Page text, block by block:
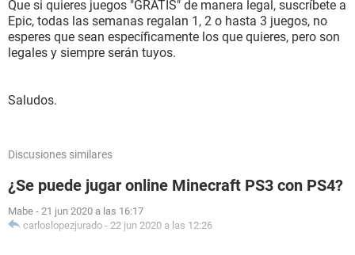
Que si quieres juegos "GRATIS" de manera legal, suscríbete a
Epic, todas las semanas regalan 1, 2 o hasta 3 juegos, no
esperes que sean específicamente los que quieres, pero son
legales y siempre serán tuyos.
Saludos.
Discusiones similares
¿Se puede jugar online Minecraft PS3 con PS4?
Mabe - 21 jun 2020 a las 16:17
carloslopezjurado - 22 jun 2020 a las 12:26